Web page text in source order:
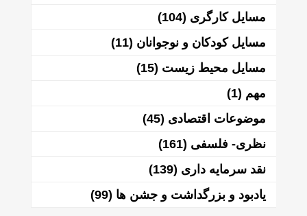
مسایل کارگری (104)
مسایل کودکان و نوجوانان (11)
مسایل محیط زیست (15)
مهم (1)
موضوعات اقتصادی (45)
نظری- فلسفی (161)
نقد سرمایه داری (139)
یادبود و بزرگداشت و جشن ها (99)